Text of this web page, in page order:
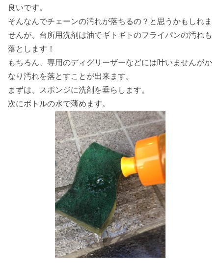
良いです。
そんなんでチェーンの汚れが落ちるの？と思うかもしれま
せんが、台所用洗剤は油でギトギトのフライパンの汚れも
落とします！
もちろん、専用のディグリーザーなどには叶いませんがか
なり汚れを落とすことが出来ます。
まずは、スポンジに洗剤を垂らします。
次にボトルの水で薄めます。